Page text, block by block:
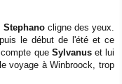
Stephanocligne des yeux.
le début de l'été et ce
que Sylvanuset lui
voyage à Winbroock, trop